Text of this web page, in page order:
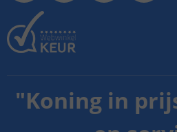
"Koning in